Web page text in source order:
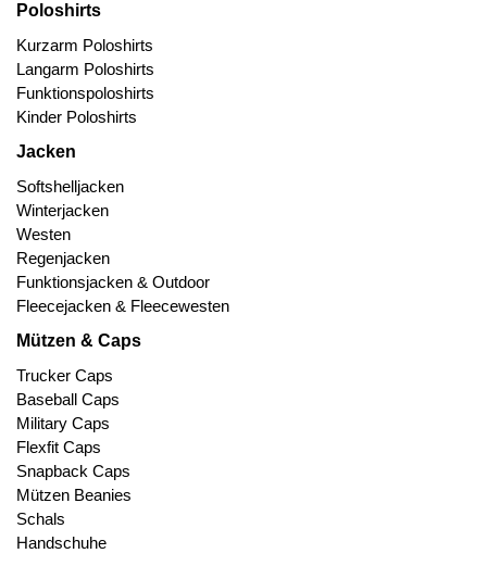
Poloshirts
Kurzarm Poloshirts
Langarm Poloshirts
Funktionspoloshirts
Kinder Poloshirts
Jacken
Softshelljacken
Winterjacken
Westen
Regenjacken
Funktionsjacken & Outdoor
Fleecejacken & Fleecewesten
Mützen & Caps
Trucker Caps
Baseball Caps
Military Caps
Flexfit Caps
Snapback Caps
Mützen Beanies
Schals
Handschuhe